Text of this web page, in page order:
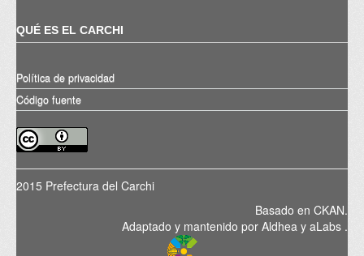
QUÉ ES EL CARCHI
Política de privacidad
Código fuente
2015 Prefectura del Carchi
Basado en CKAN.
Adaptado y mantenido por Aldhea y aLabs .